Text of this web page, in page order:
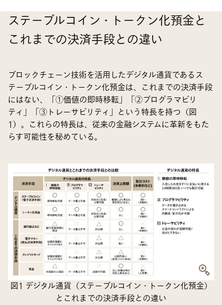
ステーブルコイン・トークン化預金と
これまでの決済手段との違い
ブロックチェーン技術を活用したデジタル通貨であるス
テーブルコイン・トークン化預金は、これまでの決済手段
にはない、「①価値の即時移転」「②プログラマビリ
ティ」「③トレーサビリティ」という特長を持つ（図
1）。これらの特長は、従来の金融システムに革新をもた
らす可能性を秘めている。
図1 デジタル通貨（ステーブルコイン・トークン化預金）
とこれまでの決済手段との違い